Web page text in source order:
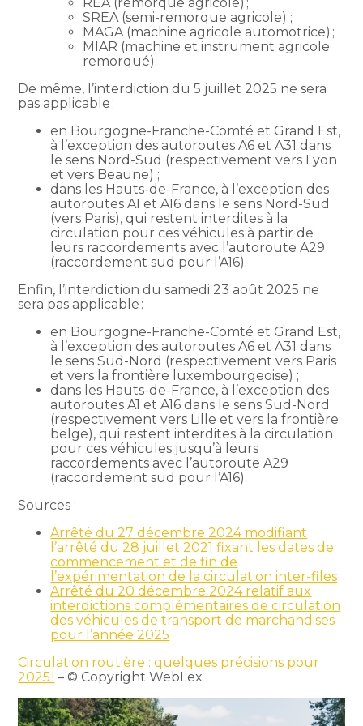
SREA (semi-remorque agricole) ;
MAGA (machine agricole automotrice) ;
MIAR (machine et instrument agricole
remorqué).
De même, l’interdiction du 5 juillet 2025 ne sera
pas applicable :
en Bourgogne-Franche-Comté et Grand Est,
à l’exception des autoroutes A6 et A31 dans
le sens Nord-Sud (respectivement vers Lyon
et vers Beaune) ;
dans les Hauts-de-France, à l’exception des
autoroutes A1 et A16 dans le sens Nord-Sud
(vers Paris), qui restent interdites à la
circulation pour ces véhicules à partir de
leurs raccordements avec l’autoroute A29
(raccordement sud pour l’A16).
Enfin, l’interdiction du samedi 23 août 2025 ne
sera pas applicable :
en Bourgogne-Franche-Comté et Grand Est,
à l’exception des autoroutes A6 et A31 dans
le sens Sud-Nord (respectivement vers Paris
et vers la frontière luxembourgeoise) ;
dans les Hauts-de-France, à l’exception des
autoroutes A1 et A16 dans le sens Sud-Nord
(respectivement vers Lille et vers la frontière
belge), qui restent interdites à la circulation
pour ces véhicules jusqu’à leurs
raccordements avec l’autoroute A29
(raccordement sud pour l’A16).
Sources :
Arrêté du 27 décembre 2024 modifiant
l’arrêté du 28 juillet 2021 fixant les dates de
commencement et de fin de
l’expérimentation de la circulation inter-files
Arrêté du 20 décembre 2024 relatif aux
interdictions complémentaires de circulation
des véhicules de transport de marchandises
pour l’année 2025
Circulation routière : quelques précisions pour
2025 ! – © Copyright WebLex